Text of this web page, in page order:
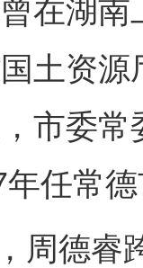
湖南
土资
市委
任常
德睿